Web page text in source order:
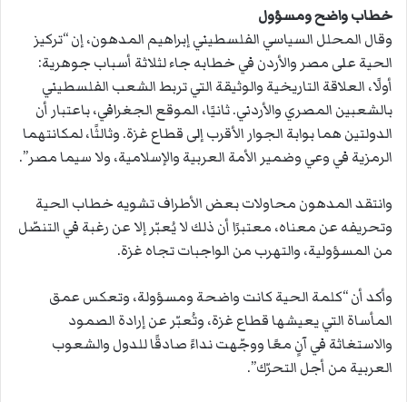
خطاب واضح ومسؤول
وقال المحلل السياسي الفلسطيني إبراهيم المدهون، إن “تركيز
الحية على مصر والأردن في خطابه جاء لثلاثة أسباب جوهرية:
أولًا، العلاقة التاريخية والوثيقة التي تربط الشعب الفلسطيني
بالشعبين المصري والأردني. ثانيًا، الموقع الجغرافي، باعتبار أن
الدولتين هما بوابة الجوار الأقرب إلى قطاع غزة. وثالثًا، لمكانتهما
الرمزية في وعي وضمير الأمة العربية والإسلامية، ولا سيما مصر”.
وانتقد المدهون محاولات بعض الأطراف تشويه خطاب الحية
وتحريفه عن معناه، معتبرًا أن ذلك لا يُعبّر إلا عن رغبة في التنصّل
من المسؤولية، والتهرب من الواجبات تجاه غزة.
وأكد أن “كلمة الحية كانت واضحة ومسؤولة، وتعكس عمق
المأساة التي يعيشها قطاع غزة، وتُعبّر عن إرادة الصمود
والاستغاثة في آنٍ معًا ووجّهت نداءً صادقًا للدول والشعوب
العربية من أجل التحرّك”.